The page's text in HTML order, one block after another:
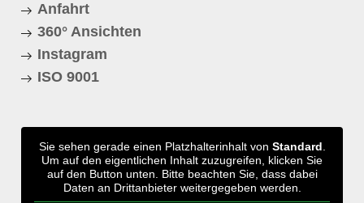
Anfahrt
360° Ansichten
Instagram
ISO 9001
Sie sehen gerade einen Platzhalterinhalt von Standard
Um auf den eigentlichen Inhalt zuzugreifen, klicken Sie
auf den Button unten. Bitte beachten Sie, dass dabei
Daten an Drittanbieter weitergegeben werden.